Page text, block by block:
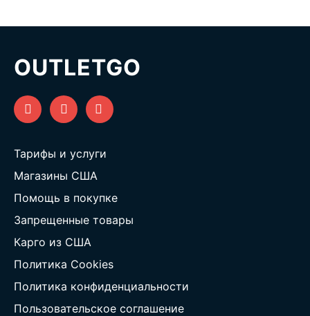
OUTLETGO
Тарифы и услуги
Магазины США
Помощь в покупке
Запрещенные товары
Карго из США
Политика Cookies
Политика конфиденциальности
Пользовательское соглашение